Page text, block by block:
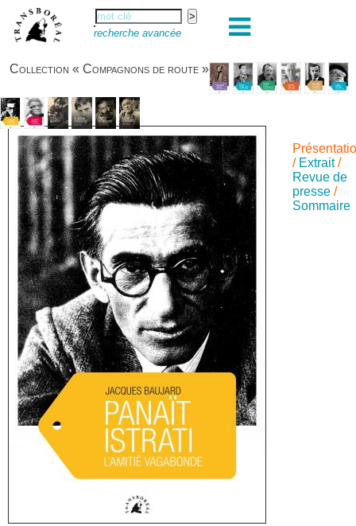
recherche avancée
Collection « Compagnons de route »
/ Extrait/
Revue de
presse /
Sommaire